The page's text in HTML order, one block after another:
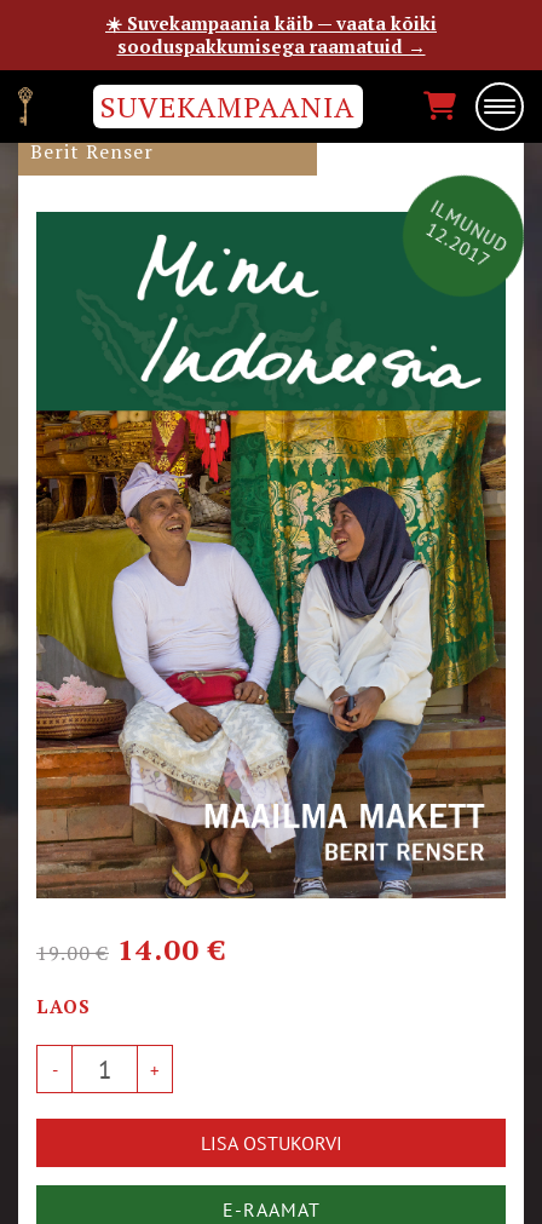
SUVEKAMPAANIA
MINU INDONEESIA
Berit Renser
ILMUNUD
12.2017
19.00€ 14.00€
LAOS
LISA OSTUKORVI
E-RAAMAT
☀️ Suvekampaania käib — vaata kõiki
sooduspakkumisega raamatuid →